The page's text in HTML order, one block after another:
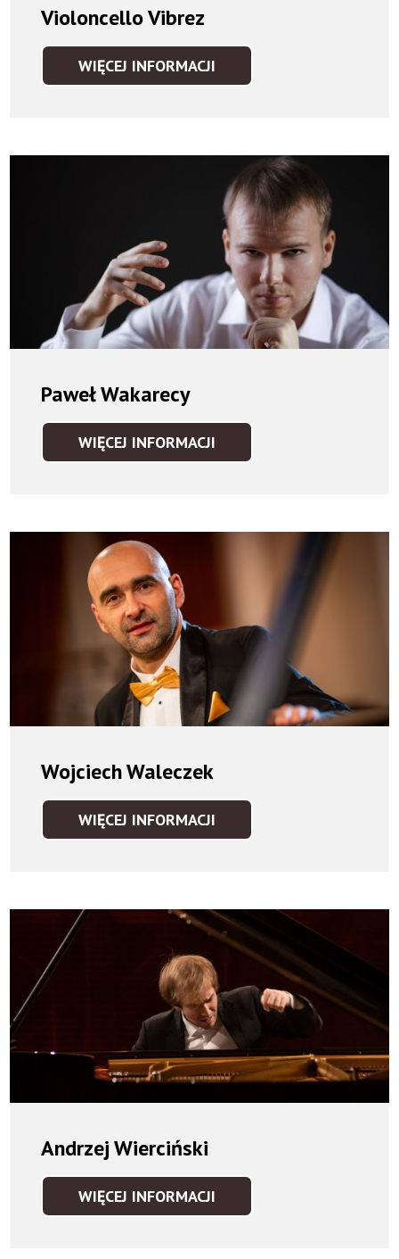
Violoncello Vibrez
WIĘCEJ INFORMACJI
VIOLONCELLO
Paweł Wakarecy
WIĘCEJ INFORMACJI
PAWEŁ
Wojciech Waleczek
WIĘCEJ INFORMACJI
WOJCIECH
Andrzej Wierciński
WIĘCEJ INFORMACJI
ANDRZEJ